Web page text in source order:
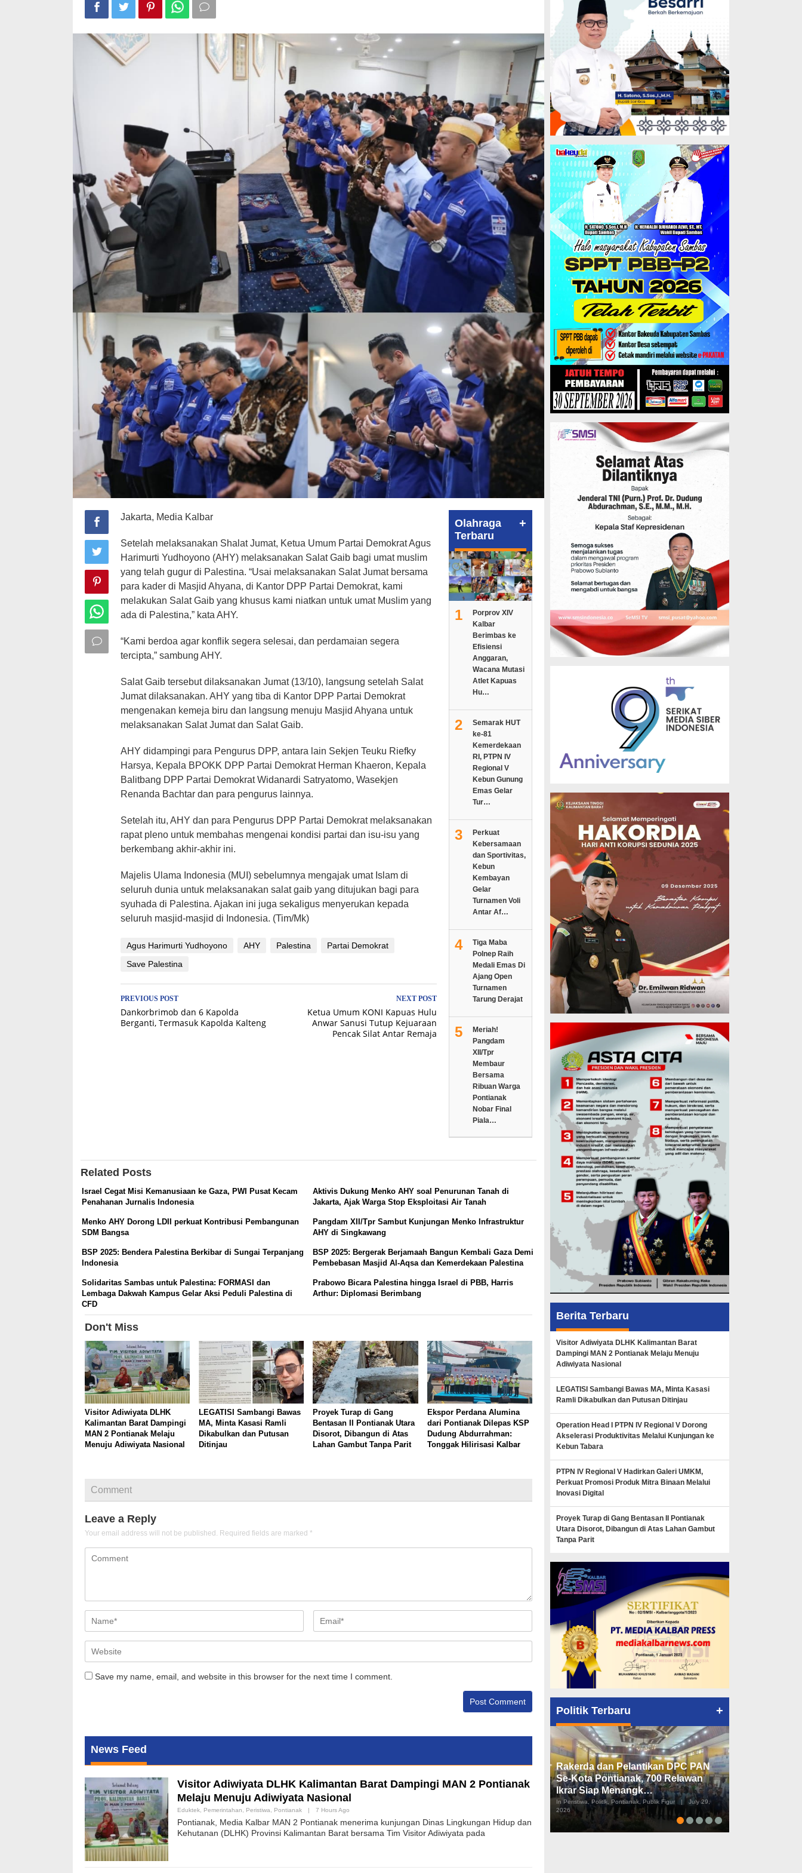
Palestina
Jakarta, Media Kalbar
Setelah melaksanakan Shalat Jumat, Ketua Umum Partai Demokrat Agus
Harimurti Yudhoyono (AHY) melaksanakan Salat Gaib bagi umat muslim
yang telah gugur di Palestina. “Usai melaksanakan Salat Jumat bersama
para kader di Masjid Ahyana, di Kantor DPP Partai Demokrat, kami
melakukan Salat Gaib yang khusus kami niatkan untuk umat Muslim yang
ada di Palestina,” kata AHY.
“Kami berdoa agar konflik segera selesai, dan perdamaian segera
tercipta,” sambung AHY.
Salat Gaib tersebut dilaksanakan Jumat (13/10), langsung setelah Salat
Jumat dilaksanakan. AHY yang tiba di Kantor DPP Partai Demokrat
mengenakan kemeja biru dan langsung menuju Masjid Ahyana untuk
melaksanakan Salat Jumat dan Salat Gaib.
AHY didampingi para Pengurus DPP, antara lain Sekjen Teuku Riefky
Harsya, Kepala BPOKK DPP Partai Demokrat Herman Khaeron, Kepala
Balitbang DPP Partai Demokrat Widanardi Satryatomo, Wasekjen
Renanda Bachtar dan para pengurus lainnya.
Setelah itu, AHY dan para Pengurus DPP Partai Demokrat melaksanakan
rapat pleno untuk membahas mengenai kondisi partai dan isu-isu yang
berkembang akhir-akhir ini.
Majelis Ulama Indonesia (MUI) sebelumnya mengajak umat Islam di
seluruh dunia untuk melaksanakan salat gaib yang ditujukan bagi para
syuhada di Palestina. Ajakan ini juga sekaligus menyerukan kepada
seluruh masjid-masjid di Indonesia. (Tim/Mk)
Agus Harimurti Yudhoyono AHY Palestina
Partai Demokrat
Save Palestina
Post
navigation
PREVIOUS POST
Dankorbrimob dan 6 Kapolda
Berganti, Termasuk Kapolda Kalteng
NEXT POST
Ketua Umum KONI Kapuas Hulu
Anwar Sanusi Tutup Kejuaraan
Pencak Silat Antar Remaja
Olahraga
Terbaru
+
1
Porprov XIV
Kalbar
Berimbas ke
Efisiensi
Anggaran,
Wacana Mutasi
Atlet Kapuas
Hu…
2
Semarak HUT
ke-81
Kemerdekaan
RI, PTPN IV
Regional V
Kebun Gunung
Emas Gelar
Tur…
3
Perkuat
Kebersamaan
dan Sportivitas,
Kebun
Kembayan
Gelar
Turnamen Voli
Antar Af…
4
Tiga Maba
Polnep Raih
Medali Emas Di
Ajang Open
Turnamen
Tarung Derajat
5
Meriah!
Pangdam
XII/Tpr
Membaur
Bersama
Ribuan Warga
Pontianak
Nobar Final
Piala…
Related Posts
Israel Cegat Misi Kemanusiaan ke Gaza, PWI Pusat Kecam
Penahanan Jurnalis Indonesia
Aktivis Dukung Menko AHY soal Penurunan Tanah di
Jakarta, Ajak Warga Stop Eksploitasi Air Tanah
Menko AHY Dorong LDII perkuat Kontribusi Pembangunan
SDM Bangsa
Pangdam XII/Tpr Sambut Kunjungan Menko Infrastruktur
AHY di Singkawang
BSP 2025: Bendera Palestina Berkibar di Sungai Terpanjang
Indonesia
BSP 2025: Bergerak Berjamaah Bangun Kembali Gaza Demi
Pembebasan Masjid Al-Aqsa dan Kemerdekaan Palestina
Solidaritas Sambas untuk Palestina: FORMASI dan
Lembaga Dakwah Kampus Gelar Aksi Peduli Palestina di
CFD
Prabowo Bicara Palestina hingga Israel di PBB, Harris
Arthur: Diplomasi Berimbang
Don't Miss
Visitor Adiwiyata DLHK
Kalimantan Barat Dampingi
MAN 2 Pontianak Melaju
Menuju Adiwiyata Nasional
LEGATISI Sambangi Bawas
MA, Minta Kasasi Ramli
Dikabulkan dan Putusan
Ditinjau
Proyek Turap di Gang
Bentasan II Pontianak Utara
Disorot, Dibangun di Atas
Lahan Gambut Tanpa Parit
Ekspor Perdana Alumina
dari Pontianak Dilepas KSP
Dudung Abdurrahman:
Tonggak Hilirisasi Kalbar
Comment
Leave a Reply
Your email address will not be published. Required fields are marked *
Save my name, email, and website in this browser for the next time I comment.
News Feed
Visitor Adiwiyata DLHK Kalimantan Barat Dampingi MAN 2 Pontianak
Melaju Menuju Adiwiyata Nasional
Eduktek Pemerintahan Peristiwa Pontianak | 7 Hours Ago
Pontianak, Media Kalbar MAN 2 Pontianak menerima kunjungan Dinas Lingkungan Hidup dan
Kehutanan (DLHK) Provinsi Kalimantan Barat bersama Tim Visitor Adiwiyata pada
Berita Terbaru
Visitor Adiwiyata DLHK Kalimantan Barat
Dampingi MAN 2 Pontianak Melaju Menuju
Adiwiyata Nasional
LEGATISI Sambangi Bawas MA, Minta Kasasi
Ramli Dikabulkan dan Putusan Ditinjau
Operation Head I PTPN IV Regional V Dorong
Akselerasi Produktivitas Melalui Kunjungan ke
Kebun Tabara
PTPN IV Regional V Hadirkan Galeri UMKM,
Perkuat Promosi Produk Mitra Binaan Melalui
Inovasi Digital
Proyek Turap di Gang Bentasan II Pontianak
Utara Disorot, Dibangun di Atas Lahan Gambut
Tanpa Parit
Politik Terbaru +
Rakerda dan Pelantikan DPC PAN
Se-Kota Pontianak, 700 Relawan
Ikrar Siap Menangk…
In Peristiwa, Politik, Pontianak, Publik Figur |
July 29,
2026